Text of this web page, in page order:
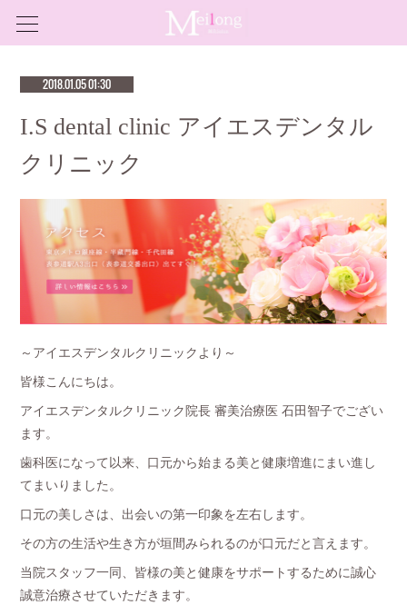
2018.01.05 01:30
I.S dental clinic アイエスデンタル
クリニック
～アイエスデンタルクリニックより～
皆様こんにちは。
アイエスデンタルクリニック院長 審美治療医 石田智子でござい
ます。
歯科医になって以来、口元から始まる美と健康増進にまい進し
てまいりました。
口元の美しさは、出会いの第一印象を左右します。
その方の生活や生き方が垣間みられるのが口元だと言えます。
当院スタッフ一同、皆様の美と健康をサポートするために誠心
誠意治療させていただきます。